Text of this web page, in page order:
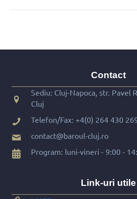
Contact
Sediu: Cluj-Napoca, str. Pavel
Cluj
Telefon/Fax: +4(0) 264 430
contact@baroul-cluj.ro
Program: luni-vineri - 9:00 -
Link-uri utile